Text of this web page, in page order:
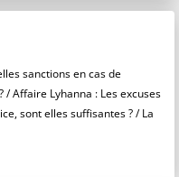
sanctions en cas de
Affaire Lyhanna : Les excuses
sont elles suffisantes ? / La